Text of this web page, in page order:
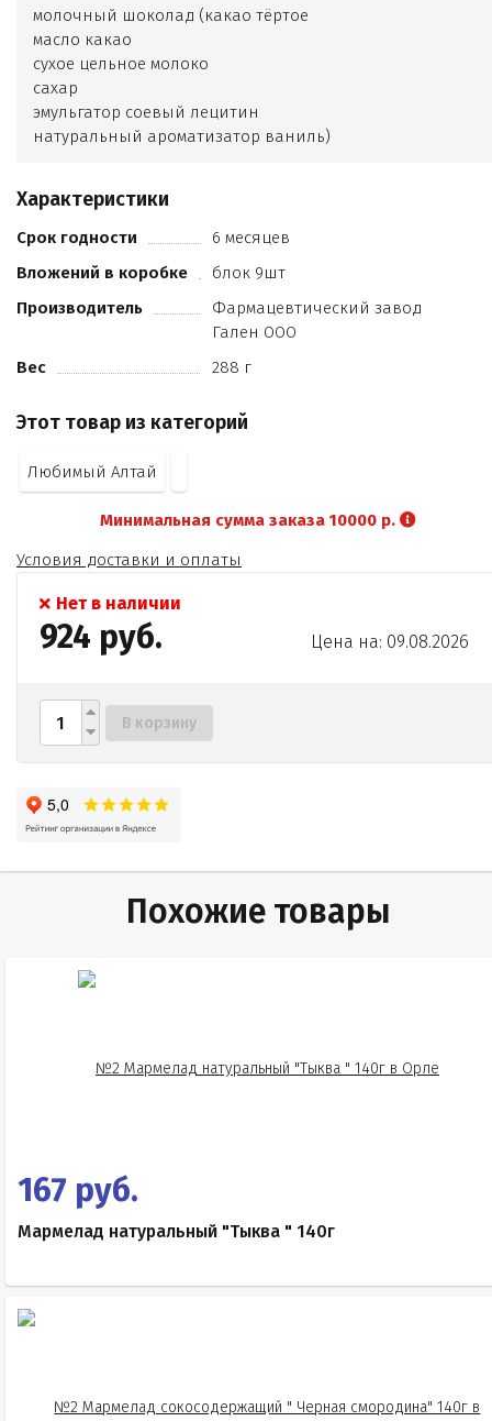
молочный шоколад (какао тёртое
масло какао
сухое цельное молоко
сахар
эмульгатор соевый лецитин
натуральный ароматизатор ваниль)
вяленая чёрная смородина
мёд алтайский натуральный.
Характеристики
Срок годности
6 месяцев
Вложений в коробке
блок 9шт
Производитель
Фармацевтический завод
Гален ООО
Вес
288 г
Этот товар из категорий
Любимый Алтай
Минимальная сумма заказа 10000 р.
Условия доставки и оплаты
Нет в наличии
924 руб. Цена на: 09.08.2026
В корзину
Похожие товары
167 руб.
Мармелад натуральный "Тыква " 140г